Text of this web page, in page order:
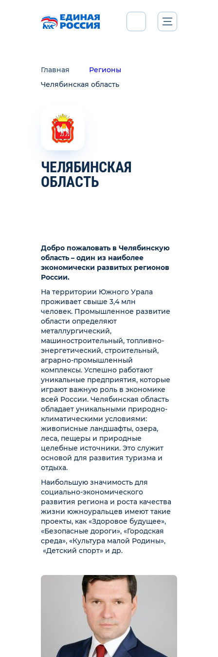
Главная
Регионы
Челябинская область
ЧЕЛЯБИНСКАЯ
ОБЛАСТЬ
Добро пожаловать в Челябинскую
область – один из наиболее
экономически развитых регионов
России.
На территории Южного Урала
проживает свыше 3,4 млн
человек. Промышленное развитие
области определяют
металлургический,
машиностроительный, топливно-
энергетический, строительный,
аграрно-промышленный
комплексы. Успешно работают
уникальные предприятия, которые
играют важную роль в экономике
всей России. Челябинская область
обладает уникальными природно-
климатическими условиями:
живописные ландшафты, озера,
леса, пещеры и природные
целебные источники. Это служит
основой для развития туризма и
отдыха.
Наибольшую значимость для
социально-экономического
развития региона и роста качества
жизни южноуральцев имеют такие
проекты, как «Здоровое будущее»,
«Безопасные дороги», «Городская
среда», «Культура малой Родины»,
«Детский спорт» и др.